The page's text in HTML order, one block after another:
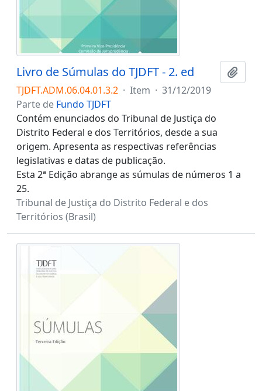
Livro de Súmulas do TJDFT - 2. ed
TJDFT.ADM.06.04.01.3.2 · Item · 31/12/2019
Parte de Fundo TJDFT
Contém enunciados do Tribunal de Justiça do
Distrito Federal e dos Territórios, desde a sua
origem. Apresenta as respectivas referências
legislativas e datas de publicação.
Esta 2ª Edição abrange as súmulas de números 1 a
25.
Tribunal de Justiça do Distrito Federal e dos
Territórios (Brasil)